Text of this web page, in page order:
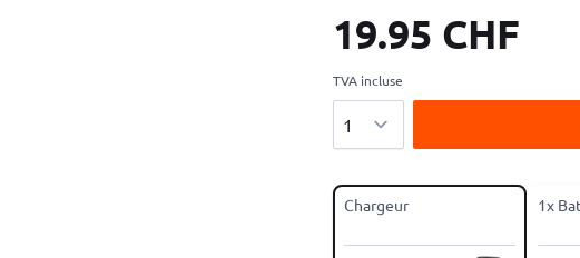
19.95 CHF
TVA incluse
Chargeur 1x